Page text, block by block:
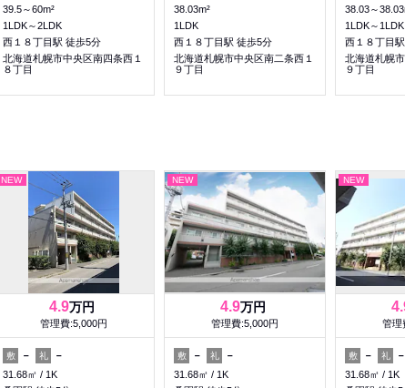
39.5～60m²
1LDK～2LDK
西１８丁目駅 徒歩5分
北海道札幌市中央区南四条西１
８丁目
38.03m²
1LDK
西１８丁目駅 徒歩5分
北海道札幌市中央区南二条西１
９丁目
38.03～
1LDK～1LDK
西１８丁目
北海道札幌
９丁目
NEW
4.9万円
管理費:5,000円
敷 － 礼
－
31.68㎡
1K
NEW
4.9万円
管理費:5,000円
敷 － 礼
－
31.68㎡
1K
NEW
管理
敷 － 礼
－
31.68㎡
1K